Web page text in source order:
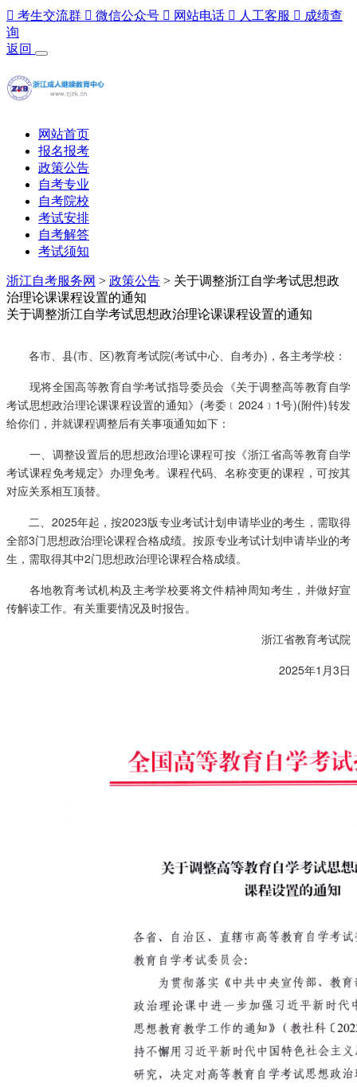
 考生交流群  微信公众号  网站电话  人工客服  成绩查
询
返回
网站首页
报名报考
政策公告
自考专业
自考院校
考试安排
自考解答
考试须知
浙江自考服务网 > 政策公告 > 关于调整浙江自学考试思想政
治理论课课程设置的通知
关于调整浙江自学考试思想政治理论课课程设置的通知
各市、县(市、区)教育考试院(考试中心、自考办)，各主考学校：
现将全国高等教育自学考试指导委员会《关于调整高等教育自学
考试思想政治理论课课程设置的通知》(考委﹝2024﹞1号)(附件)转发
给你们，并就课程调整后有关事项通知如下：
一、调整设置后的思想政治理论课程可按《浙江省高等教育自学
考试课程免考规定》办理免考。课程代码、名称变更的课程，可按其
对应关系相互顶替。
二、2025年起，按2023版专业考试计划申请毕业的考生，需取得
全部3门思想政治理论课程合格成绩。按原专业考试计划申请毕业的考
生，需取得其中2门思想政治理论课程合格成绩。
各地教育考试机构及主考学校要将文件精神周知考生，并做好宣
传解读工作。有关重要情况及时报告。
浙江省教育考试院
2025年1月3日